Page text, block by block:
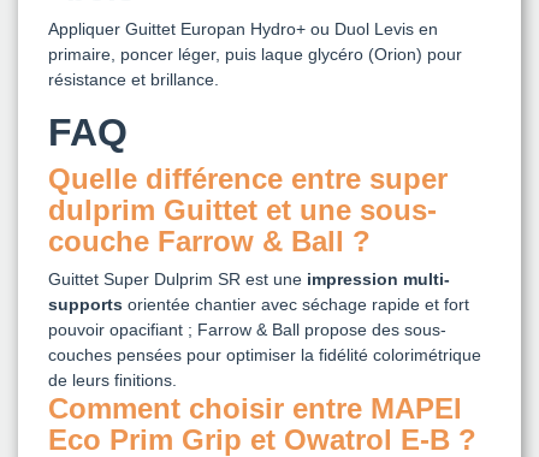
Appliquer Guittet Europan Hydro+ ou Duol Levis en
primaire, poncer léger, puis laque glycéro (Orion) pour
résistance et brillance.
FAQ
Quelle différence entre super
dulprim Guittet et une sous-
couche Farrow & Ball ?
Guittet Super Dulprim SR est une impression multi-
supports orientée chantier avec séchage rapide et fort
pouvoir opacifiant ; Farrow & Ball propose des sous-
couches pensées pour optimiser la fidélité colorimétrique
de leurs finitions.
Comment choisir entre MAPEI
Eco Prim Grip et Owatrol E-B ?